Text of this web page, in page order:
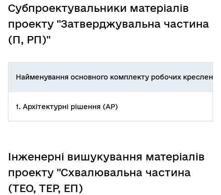
Субпроектувальники матеріалів
проекту "Затверджувальна частина
(П, РП)"
Найменування основного комплекту робочих креслень
1. Архітектурні рішення (АР)
Інженерні вишукування матеріалів
проекту "Схвалювальна частина
(ТЕО, ТЕР, ЕП)